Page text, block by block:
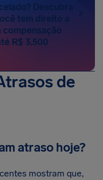
Descubra
tem direito a
compensação
R$ 3.500
de
atraso hoje?
mostram que,